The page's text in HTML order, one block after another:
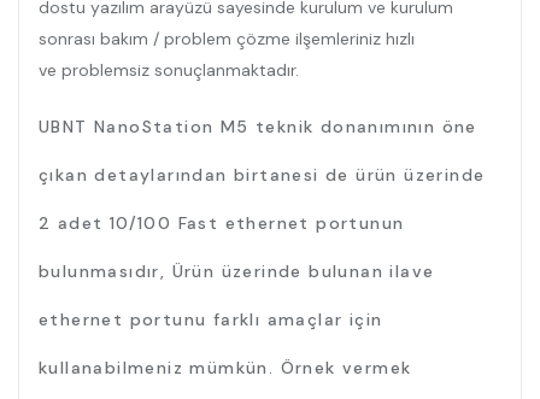
dostu yazılım arayüzü sayesinde kurulum ve kurulum
sonrası bakım / problem çözme ilşemleriniz hızlı
ve problemsiz sonuçlanmaktadır.
UBNT NanoStation M5 teknik donanımının öne
çıkan detaylarından birtanesi de ürün üzerinde
2 adet 10/100 Fast ethernet portunun
bulunmasıdır, Ürün üzerinde bulunan ilave
ethernet portunu farklı amaçlar için
kullanabilmeniz mümkün. Örnek vermek